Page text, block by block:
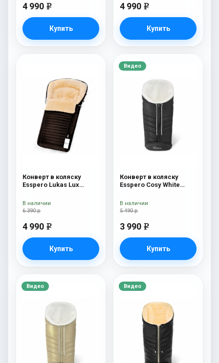
4 990 e
Купить
4 990 e
Купить
Конверт в коляску
Esspero Lukas Lux
шерсть) Brown
6 390 р
4 990 e
Купить
В наличии
Видео
Конверт в коляску
Esspero Cosy White
5 490 р
3 990 e
Купить
В наличии
Видео Видео